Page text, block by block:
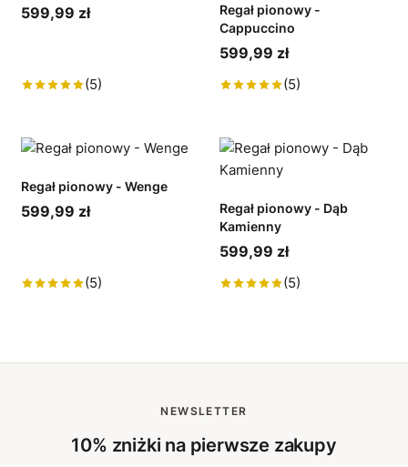
599,99 zł
(5)
Regał pionowy -
Cappuccino
599,99 zł
(5)
Regał pionowy - Wenge
599,99 zł
(5)
Regał pionowy - Dąb
Kamienny
599,99 zł
(5)
NEWSLETTER
10% zniżki na pierwsze zakupy